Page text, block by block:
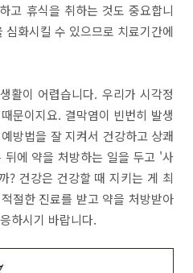
고 휴식을 취하는 것도 중요합니
화시킬 수 있으므로 치료기간에
활이 어렵습니다. 우리가 시각정
문이지요. 결막염이 빈번히 발생
방법을 잘 지켜서 건강하고 상쾌
뒤에 약을 처방하는 일을 두고 '사
? 건강은 건강할 때 지키는 게 최
절한 진료를 받고 약을 처방받아
하시기 바랍니다.